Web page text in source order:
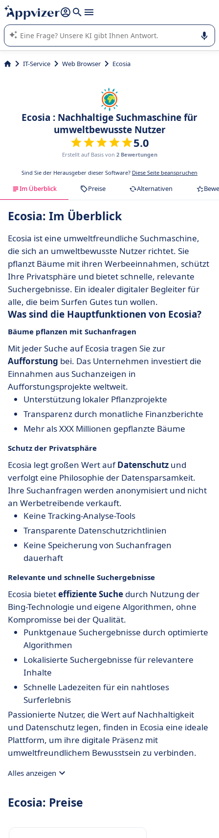
beantworten (mehrere Zeilen mit
Die KI von Appvizer führt Sie bei der Nutzung oder Auswahl
von SaaS-Software in Unternehmen.
IT-Service Web Browser Ecosia
Ecosia : Nachhaltige Suchmaschine für
umweltbewusste Nutzer
5.0
Erstellt auf Basis von 2 Bewertungen
Sind Sie der Herausgeber dieser Software? Diese Seite beanspruchen
Im Überblick Preise Alternativen
Ecosia: Im Überblick
Ecosia ist eine umweltfreundliche Suchmaschine,
die sich an umweltbewusste Nutzer richtet. Sie
pflanzt Bäume mit ihren Werbeeinnahmen, schützt
Ihre Privatsphäre und bietet schnelle, relevante
Suchergebnisse. Ein idealer digitaler Begleiter für
alle, die beim Surfen Gutes tun wollen.
Was sind die Hauptfunktionen von Ecosia?
Bäume pflanzen mit Suchanfragen
Mit jeder Suche auf Ecosia tragen Sie zur
Aufforstung bei. Das Unternehmen investiert die
Einnahmen aus Suchanzeigen in
Aufforstungsprojekte weltweit.
Unterstützung lokaler Pflanzprojekte
Transparenz durch monatliche Finanzberichte
Mehr als XXX Millionen gepflanzte Bäume
Schutz der Privatsphäre
Ecosia legt großen Wert aufDatenschutz und
verfolgt eine Philosophie der Datensparsamkeit.
Ihre Suchanfragen werden anonymisiert und nicht
an Werbetreibende verkauft.
Keine Tracking-Analyse-Tools
Transparente Datenschutzrichtlinien
Keine Speicherung von Suchanfragen
dauerhaft
Relevante und schnelle Suchergebnisse
Ecosia bieteteffiziente Suche durch Nutzung der
Bing-Technologie und eigene Algorithmen, ohne
Kompromisse bei der Qualität.
Punktgenaue Suchergebnisse durch optimierte
Algorithmen
Lokalisierte Suchergebnisse für relevantere
Inhalte
Schnelle Ladezeiten für ein nahtloses
Surferlebnis
Passionierte Nutzer, die Wert auf Nachhaltigkeit
und Datenschutz legen, finden in Ecosia eine ideale
Plattform, um ihre digitale Präsenz mit
umweltfreundlichem Bewusstsein zu verbinden.
Alles anzeigen
Ecosia: Preise